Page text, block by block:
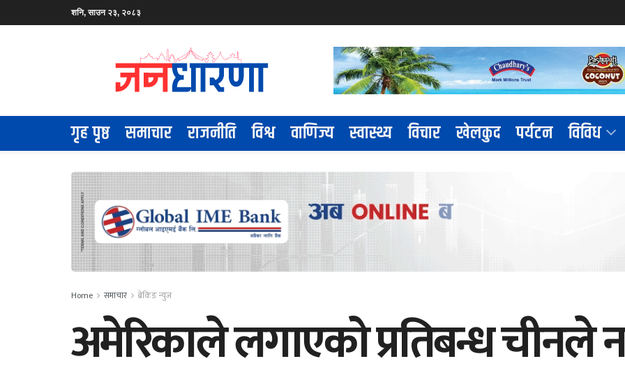
शनि, साउन २३, २०८३
गृह पृष्ठ समाचार राजनीति विश्व वाणिज्य स्वास्थ्य विचार खेलकुद पर्यटन विविध
Home समाचार ब्रेकिङ न्युज
अमेरिकाले लगाएको प्रतिबन्ध चीनले